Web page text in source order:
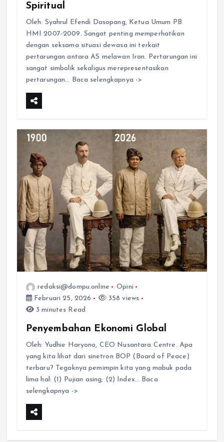
Spiritual
Oleh: Syahrul Efendi Dasopang, Ketua Umum PB
HMI 2007-2009. Sangat penting memperhatikan
dengan seksama situasi dewasa ini terkait
pertarungan antara AS melawan Iran. Pertarungan ini
sangat simbolik sekaligus merepresentasikan
pertarungan… Baca selengkapnya ->
redaksi@dompu.online
Opini
Februari 25, 2026
358 views
3 minutes Read
Penyembahan Ekonomi Global
Oleh: Yudhie Haryono, CEO Nusantara Centre. Apa
yang kita lihat dari sinetron BOP (Board of Peace)
terbaru? Tegaknya pemimpin kita yang mabuk pada
lima hal: (1) Pujian asing; (2) Index… Baca
selengkapnya ->